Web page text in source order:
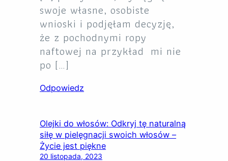
swoje własne, osobiste
wnioski i podjęłam decyzję,
że z pochodnymi ropy
naftowej na przykład mi nie
po […]
Odpowiedz
Olejki do włosów: Odkryj tę naturalną
siłę w pielęgnacji swoich włosów –
Życie jest piękne
20 listopada, 2023